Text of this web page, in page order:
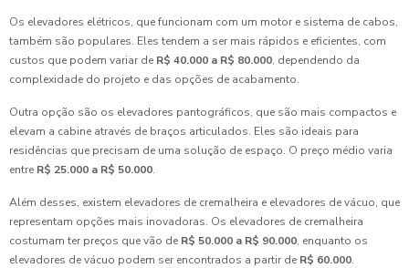
Os elevadores elétricos, que funcionam com um motor e sistema de cabos,
também são populares. Eles tendem a ser mais rápidos e eficientes, com
custos que podem variar de R$ 40.000 a R$ 80.000, dependendo da
complexidade do projeto e das opções de acabamento.
Outra opção são os elevadores pantográficos, que são mais compactos e
elevam a cabine através de braços articulados. Eles são ideais para
residências que precisam de uma solução de espaço. O preço médio varia
entre R$ 25.000 a R$ 50.000.
Além desses, existem elevadores de cremalheira e elevadores de vácuo, que
representam opções mais inovadoras. Os elevadores de cremalheira
costumam ter preços que vão de R$ 50.000 a R$ 90.000, enquanto os
elevadores de vácuo podem ser encontrados a partir de R$ 60.000.